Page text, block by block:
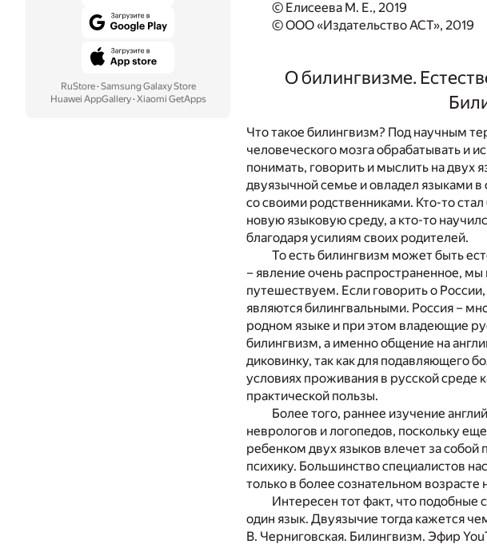
RuStore· Samsung Galaxy Store
Huawei AppGallery· Xiaomi GetApps
© Елисеева М. Е., 2019
© ООО «Издательство АСТ», 2019
О билингвизме.
Что такое билингвизм? Под научным
человеческого мозга обрабатывать и
понимать, говорить и мыслить на двух
двуязычной семье и овладел языками
со своими родственниками. Кто-то
новую языковую среду, а кто-то
благодаря усилиям своих родителей.
То есть билингвизм может быть
– явление очень распространенное,
путешествуем. Если говорить о
являются билингвальными. Россия –
родном языке и при этом владеющие
билингвизм, а именно общение на
диковинку, так как для подавляющего
условиях проживания в русской
практической пользы.
Более того, раннее изучение
неврологов и логопедов, поскольку
ребенком двух языков влечет за
психику. Большинство специалистов
только в более сознательном возрасте
Интересен тот факт, что подобные
один язык. Двуязычие тогда кажется
В. Черниговская. Билингвизм. Эфир